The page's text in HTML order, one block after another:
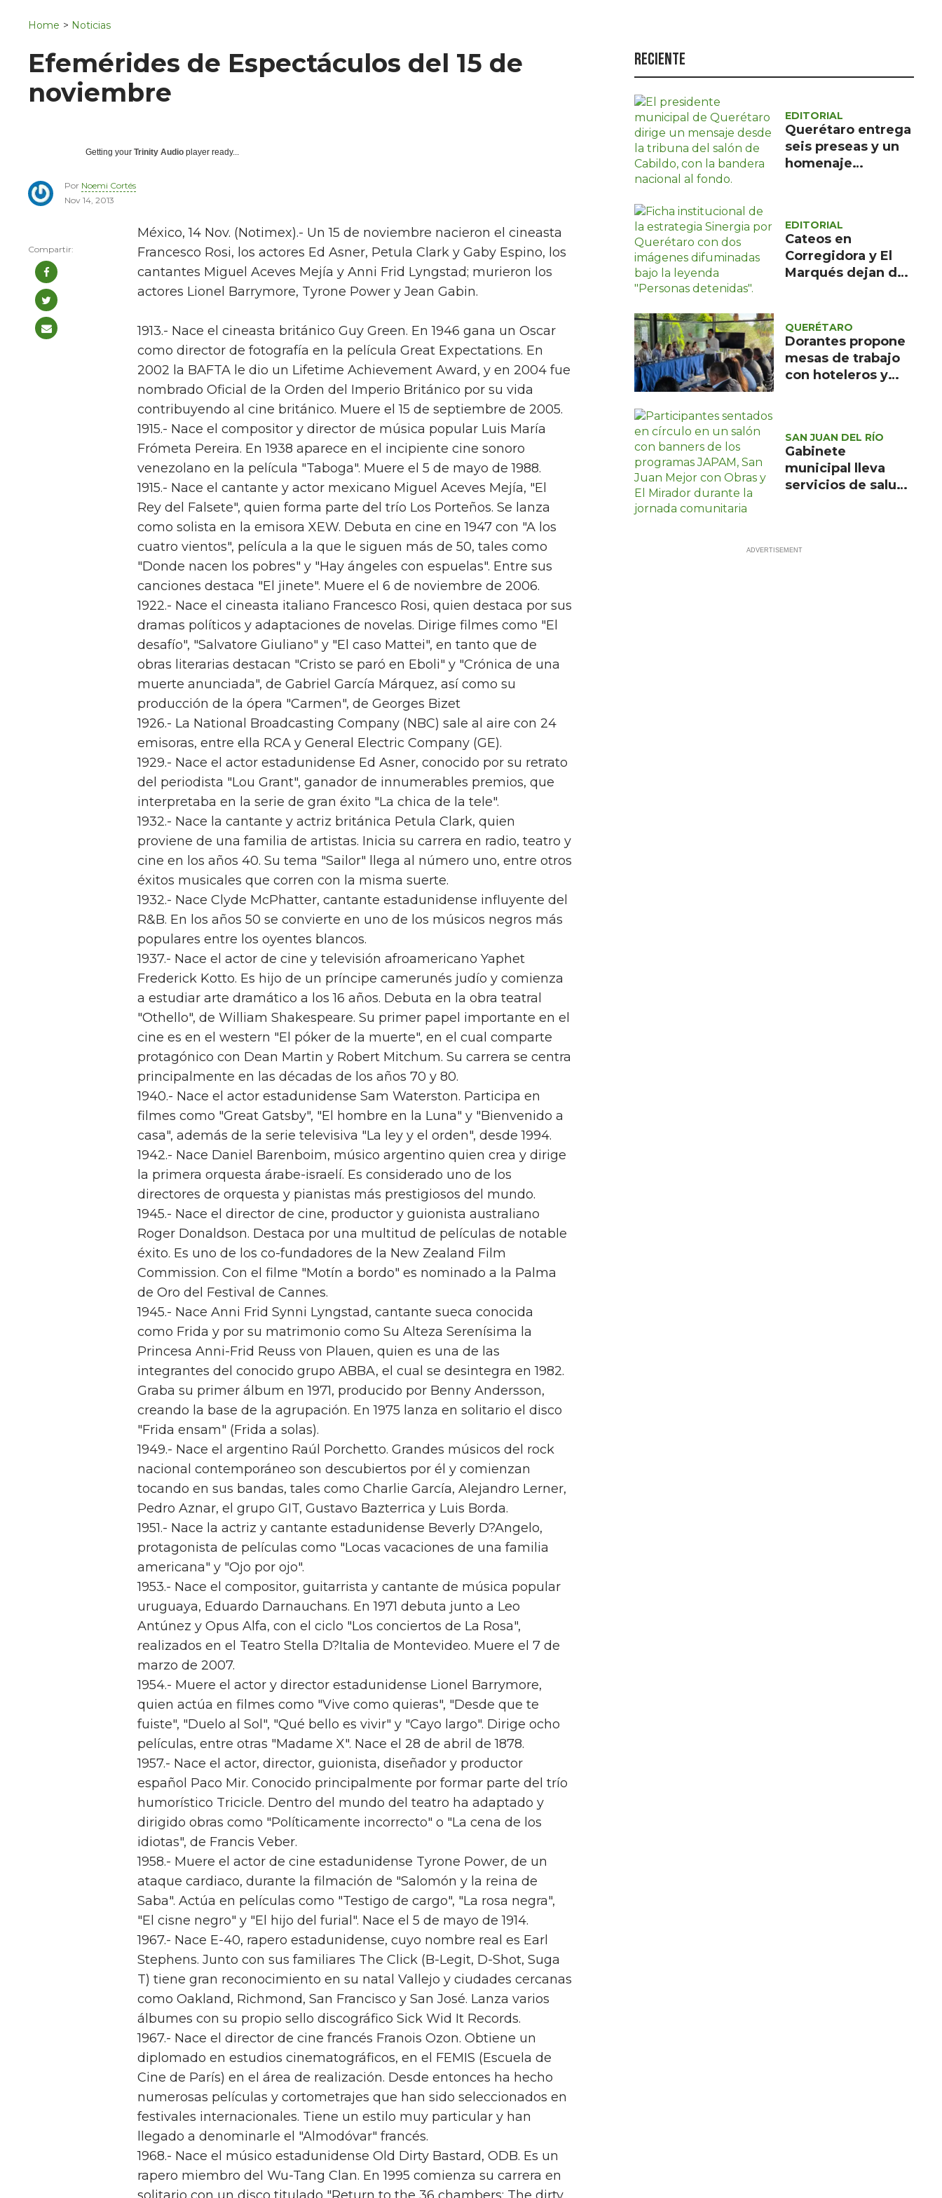
Política
Asuntos Sociales
Estilo de vida
Opinión
Home > Noticias
Efemérides de Espectáculos del 15 de
noviembre
Getting your Trinity Audio player ready...
Por Noemi Cortés
Nov 14, 2013
México, 14 Nov. (Notimex).- Un 15 de noviembre nacieron el cineasta
Francesco Rosi, los actores Ed Asner, Petula Clark y Gaby Espino, los
cantantes Miguel Aceves Mejía y Anni Frid Lyngstad; murieron los
actores Lionel Barrymore, Tyrone Power y Jean Gabin.
1913.- Nace el cineasta británico Guy Green. En 1946 gana un Oscar
como director de fotografía en la película Great Expectations. En
2002 la BAFTA le dio un Lifetime Achievement Award, y en 2004 fue
nombrado Oficial de la Orden del Imperio Británico por su vida
contribuyendo al cine británico. Muere el 15 de septiembre de 2005.
1915.- Nace el compositor y director de música popular Luis María
Frómeta Pereira. En 1938 aparece en el incipiente cine sonoro
venezolano en la película "Taboga". Muere el 5 de mayo de 1988.
1915.- Nace el cantante y actor mexicano Miguel Aceves Mejía, "El
Rey del Falsete", quien forma parte del trío Los Porteños. Se lanza
como solista en la emisora XEW. Debuta en cine en 1947 con "A los
cuatro vientos", película a la que le siguen más de 50, tales como
"Donde nacen los pobres" y "Hay ángeles con espuelas". Entre sus
canciones destaca "El jinete". Muere el 6 de noviembre de 2006.
1922.- Nace el cineasta italiano Francesco Rosi, quien destaca por sus
dramas políticos y adaptaciones de novelas. Dirige filmes como "El
desafío", "Salvatore Giuliano" y "El caso Mattei", en tanto que de
obras literarias destacan "Cristo se paró en Eboli" y "Crónica de una
muerte anunciada", de Gabriel García Márquez, así como su
producción de la ópera "Carmen", de Georges Bizet
1926.- La National Broadcasting Company (NBC) sale al aire con 24
emisoras, entre ella RCA y General Electric Company (GE).
1929.- Nace el actor estadunidense Ed Asner, conocido por su retrato
del periodista "Lou Grant", ganador de innumerables premios, que
interpretaba en la serie de gran éxito "La chica de la tele".
1932.- Nace la cantante y actriz británica Petula Clark, quien
proviene de una familia de artistas. Inicia su carrera en radio, teatro y
cine en los años 40. Su tema "Sailor" llega al número uno, entre otros
éxitos musicales que corren con la misma suerte.
1932.- Nace Clyde McPhatter, cantante estadunidense influyente del
R&B. En los años 50 se convierte en uno de los músicos negros más
populares entre los oyentes blancos.
1937.- Nace el actor de cine y televisión afroamericano Yaphet
Frederick Kotto. Es hijo de un príncipe camerunés judío y comienza
a estudiar arte dramático a los 16 años. Debuta en la obra teatral
"Othello", de William Shakespeare. Su primer papel importante en el
cine es en el western "El póker de la muerte", en el cual comparte
protagónico con Dean Martin y Robert Mitchum. Su carrera se centra
principalmente en las décadas de los años 70 y 80.
1940.- Nace el actor estadunidense Sam Waterston. Participa en
filmes como "Great Gatsby", "El hombre en la Luna" y "Bienvenido a
casa", además de la serie televisiva "La ley y el orden", desde 1994.
1942.- Nace Daniel Barenboim, músico argentino quien crea y dirige
la primera orquesta árabe-israelí. Es considerado uno de los
directores de orquesta y pianistas más prestigiosos del mundo.
1945.- Nace el director de cine, productor y guionista australiano
Roger Donaldson. Destaca por una multitud de películas de notable
éxito. Es uno de los co-fundadores de la New Zealand Film
Commission. Con el filme "Motín a bordo" es nominado a la Palma
de Oro del Festival de Cannes.
1945.- Nace Anni Frid Synni Lyngstad, cantante sueca conocida
como Frida y por su matrimonio como Su Alteza Serenísima la
Princesa Anni-Frid Reuss von Plauen, quien es una de las
integrantes del conocido grupo ABBA, el cual se desintegra en 1982.
Graba su primer álbum en 1971, producido por Benny Andersson,
creando la base de la agrupación. En 1975 lanza en solitario el disco
"Frida ensam" (Frida a solas).
1949.- Nace el argentino Raúl Porchetto. Grandes músicos del rock
nacional contemporáneo son descubiertos por él y comienzan
tocando en sus bandas, tales como Charlie García, Alejandro Lerner,
Pedro Aznar, el grupo GIT, Gustavo Bazterrica y Luis Borda.
1951.- Nace la actriz y cantante estadunidense Beverly D?Angelo,
protagonista de películas como "Locas vacaciones de una familia
americana" y "Ojo por ojo".
1953.- Nace el compositor, guitarrista y cantante de música popular
uruguaya, Eduardo Darnauchans. En 1971 debuta junto a Leo
Antúnez y Opus Alfa, con el ciclo "Los conciertos de La Rosa",
realizados en el Teatro Stella D?Italia de Montevideo. Muere el 7 de
marzo de 2007.
1954.- Muere el actor y director estadunidense Lionel Barrymore,
quien actúa en filmes como "Vive como quieras", "Desde que te
fuiste", "Duelo al Sol", "Qué bello es vivir" y "Cayo largo". Dirige ocho
películas, entre otras "Madame X". Nace el 28 de abril de 1878.
1957.- Nace el actor, director, guionista, diseñador y productor
español Paco Mir. Conocido principalmente por formar parte del trío
humorístico Tricicle. Dentro del mundo del teatro ha adaptado y
dirigido obras como "Políticamente incorrecto" o "La cena de los
idiotas", de Francis Veber.
1958.- Muere el actor de cine estadunidense Tyrone Power, de un
ataque cardiaco, durante la filmación de "Salomón y la reina de
Saba". Actúa en películas como "Testigo de cargo", "La rosa negra",
"El cisne negro" y "El hijo del furial". Nace el 5 de mayo de 1914.
1967.- Nace E-40, rapero estadunidense, cuyo nombre real es Earl
Stephens. Junto con sus familiares The Click (B-Legit, D-Shot, Suga
T) tiene gran reconocimiento en su natal Vallejo y ciudades cercanas
como Oakland, Richmond, San Francisco y San José. Lanza varios
álbumes con su propio sello discográfico Sick Wid It Records.
1967.- Nace el director de cine francés Franois Ozon. Obtiene un
diplomado en estudios cinematográficos, en el FEMIS (Escuela de
Cine de París) en el área de realización. Desde entonces ha hecho
numerosas películas y cortometrajes que han sido seleccionados en
festivales internacionales. Tiene un estilo muy particular y han
llegado a denominarle el "Almodóvar" francés.
1968.- Nace el músico estadunidense Old Dirty Bastard, ODB. Es un
rapero miembro del Wu-Tang Clan. En 1995 comienza su carrera en
Reciente
EDITORIAL
Querétaro entrega
seis preseas y un
homenaje
EDITORIAL
Cateos en
Corregidora y El
Marqués dejan dos
QUERÉTARO
Dorantes propone
mesas de trabajo
con hoteleros y
SAN JUAN DEL RÍO
Gabinete
municipal lleva
servicios de salud,
edición 49 del